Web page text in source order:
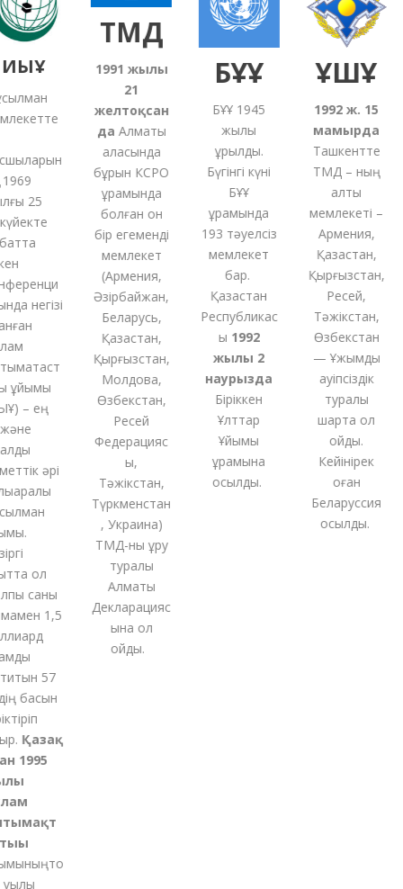
25
негізі
– ең
әрі
ол
саны
1,5
57
басын
Қазақ
1995
то
ТМД
1991жылғы
21
желтоқсан
даАлматы
қаласында
бұрын КСРО
құрамында
болғанон
бір егеменді
мемлекет
Армения,
Әзірбайжан,
Беларусь,
Қазақстан,
Қырғызстан,
Молдова,
Өзбекстан,
Ресей
Федерацияс
ы,
Тәжікстан,
Түркменстан
Украина)
ТМД-нықұру
туралы
Алматы
Декларацияс
ына қол
қойды.
БҰҰ
БҰҰ 1945
жылы
құрылды.
Бүгінгі күні
БҰҰ
құрамында
193 тәуелсіз
мемлекет
бар.
Қазақстан
Республикас
ы1992
жылы 2
наурызда
Біріккен
Ұлттар
Ұйымы
құрамына
қосылды.
ҰҚШҰ
1992 ж. 15
мамырда
Ташкентте
ТМД – ның
алты
мемлекеті –
Армения,
Қазақстан,
Қырғызстан,
Ресей,
Тәжікстан,
Өзбекстан
— Ұжымдық
қауіпсіздік
туралы
шартқа қол
қойды.
Кейінірек
оған
Беларуссия
қосылды.